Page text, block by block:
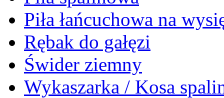
Piła łańcuchowa na
Rębak do gałęzi
Świder ziemny
Wykaszarka / Kosa